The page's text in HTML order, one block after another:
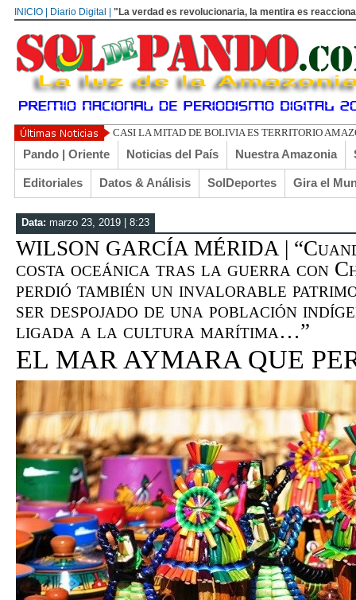
INICIO | Diario Digital | "La verdad es revolucionaria, la mentira es
UN L
Pando | Oriente Noticias del País Nuestra Amazonia
Editoriales Datos & Análisis SolDeportes Gira el
Data: marzo 23, 2019 | 8:23
WILSON GARCÍA MÉRIDA |
costa oceánica tras la guerra con
perdió también un invalorable
ser despojado de una población
ligada a la cultura marítima…”
EL MAR AYMARA QUE